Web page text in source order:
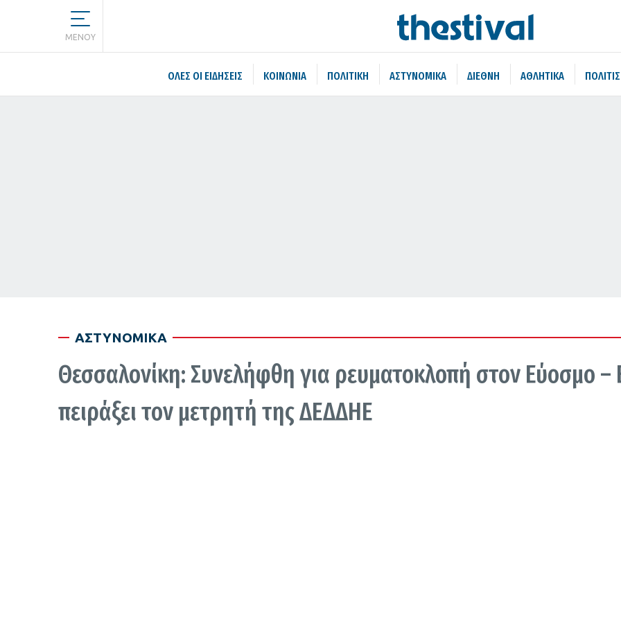
MENOY
ΌΛΕΣ ΟΙ ΕΙΔΉΣΕΙΣ ΚΟΙΝΩΝΙΑ ΠΟΛΙΤΙΚΗ ΑΣΤΥΝΟΜΙΚΑ ΔΙΕΘΝΗ ΑΘΛΗΤΙΚΑ
ΑΣΤΥΝΟΜΙΚΑ
Θεσσαλονίκη: Συνελήφθη για ρευματοκλοπή στον Εύοσμο –
πειράξει τον μετρητή της ΔΕΔΔΗΕ